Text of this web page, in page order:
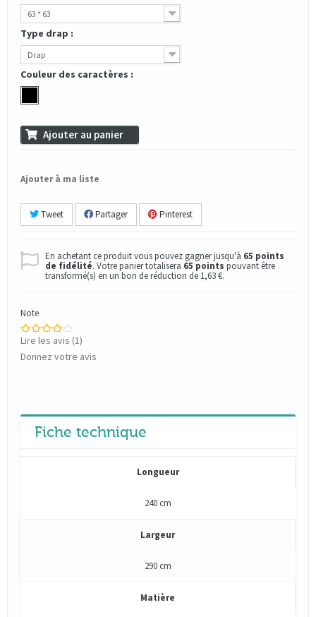
63 * 63
Type drap :
Drap
Couleur des caractères :
Ajouter au panier
Ajouter à ma liste
Tweet Partager Pinterest
En achetant ce produit vous pouvez gagner jusqu'à 65 points
de fidélité. Votre panier totalisera 65 points pouvant être
transformé(s) en un bon de réduction de 1,63 €.
Note
Lire les avis (1)
Donnez votre avis
Fiche technique
Longueur
240 cm
Largeur
290 cm
Matière